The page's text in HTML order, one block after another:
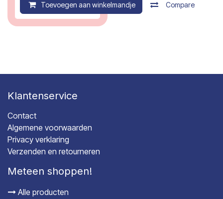
Toevoegen aan winkelmandje Compare
Klantenservice
Contact
Algemene voorwaarden
Privacy verklaring
Verzenden en retourneren
Meteen shoppen!
Alle producten